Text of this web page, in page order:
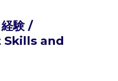
験 /
and